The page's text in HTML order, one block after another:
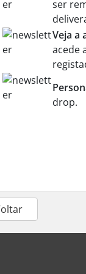
ser
Veja a
acede
drop.